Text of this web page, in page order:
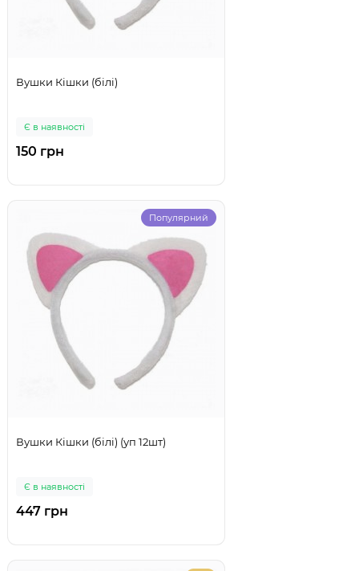
Вушки Кішки (білі)
Є в наявності
150 грн
Популярний
Вушки Кішки (білі) (уп 12шт)
Є в наявності
447 грн